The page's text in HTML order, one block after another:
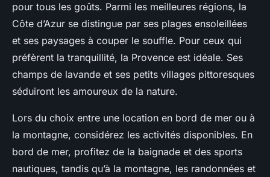
pour tous les goûts. Parmi les meilleures régions, la
Côte d’Azur se distingue par ses plages ensoleillées
et ses paysages à couper le souffle. Pour ceux qui
préfèrent la tranquillité, la Provence est idéale. Ses
champs de lavande et ses petits villages pittoresques
séduiront les amoureux de la nature.
Lors du choix entre une location en bord de mer ou à
la montagne, considérez les activités disponibles. En
bord de mer, profitez de la baignade et des sports
nautiques, tandis qu’à la montagne, les randonnées et